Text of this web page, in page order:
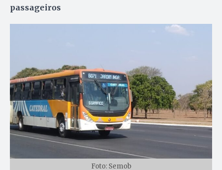
passageiros
Foto: Semob